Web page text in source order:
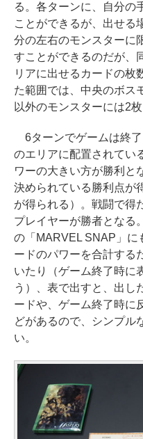
る。各ターンに、自分の
ことができるが、出せる
分の左右のモンスターに
すことができるのだが、
リアに出せるカードの枚
た範囲では、中央のボス
以外のモンスターには2
6ターンでゲームは終
のエリアに配置されてい
ワーの大きい方が勝利と
決められている勝利点が
が得られる）。戦闘で得
プレイヤーが勝者となる
の「MARVEL SNAP」に
ードのパワーを合計する
いたり（ゲーム終了時に
う）、表で出すと、出し
ードや、ゲーム終了時に
どがあるので、シンプル
い。